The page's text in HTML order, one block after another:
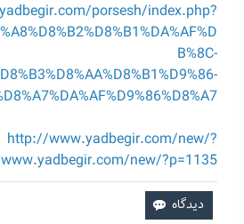
porsesh/index.php?
B%8C-
http://www.yadbegir.com/new/?
new/?p=1135